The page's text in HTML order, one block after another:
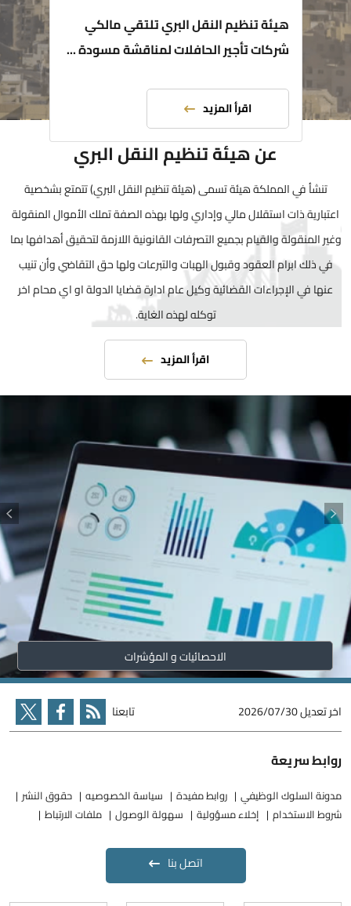
هيئة تنظيم النقل البري تلتقي مالكي
شركات تأجير الحافلات لمناقشة مسودة ...
اقرأ المزيد
عن هيئة تنظيم النقل البري
تنشأ في المملكة هيئة تسمى (هيئة تنظيم النقل البري) تتمتع بشخصية
اعتبارية ذات استقلال مالي وإداري ولها بهذه الصفة تملك الأموال المنقولة
وغير المنقولة والقيام بجميع التصرفات القانونية اللازمة لتحقيق أهدافها بما
في ذلك ابرام العقود وقبول الهبات والتبرعات ولها حق التقاضي وأن تنيب
عنها في الإجراءات القضائية وكيل عام ادارة قضايا الدولة او اي محام اخر
توكله لهذه الغاية.
اقرأ المزيد
الاحصائيات و المؤشرات
اخر تعديل2026/07/30 تابعنا
روابط سريعة
مدونة السلوك الوظيفي روابط مفيدة سياسة الخصوصيه
حقوق النشر
شروط الاستخدام
إخلاء مسؤولية سهولة الوصول ملفات الارتباط
اتصل بنا